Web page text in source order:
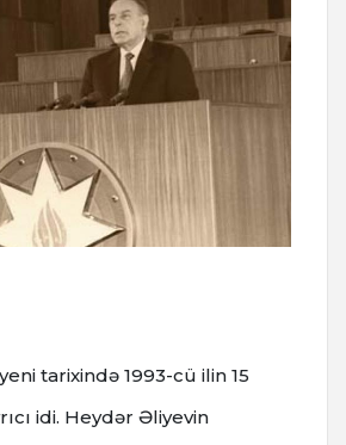
tarixində 1993-cü ilin 15
idi. Heydər Əliyevin